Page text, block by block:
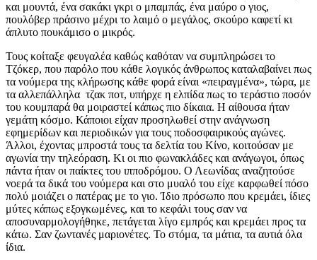
και μουντά, ένα σακάκι γκρι ο μπαμπάς, ένα μαύρο ο γιος,
πουλόβερ πράσινο μέχρι το λαιμό ο μεγάλος, σκούρο καφετί κι
άπλυτο πουκάμισο ο μικρός.
Τους κοίταξε φευγαλέα καθώς καθόταν να συμπληρώσει το
Τζόκερ, που παρόλο που κάθε λογικός άνθρωπος καταλαβαίνει πως
τα νούμερα της κλήρωσης κάθε φορά είναι «πειραγμένα», τώρα, με
τα αλλεπάλληλα τζακ ποτ, υπήρχε η ελπίδα πως το τεράστιο ποσόν
του κουμπαρά θα μοιραστεί κάπως πιο δίκαια. Η αίθουσα ήταν
γεμάτη κόσμο. Κάποιοι είχαν προσηλωθεί στην ανάγνωση
εφημερίδων και περιοδικών για τους ποδοσφαιρικούς αγώνες.
Άλλοι, έχοντας μπροστά τους τα δελτία του Κίνο, κοιτούσαν με
αγωνία την τηλεόραση. Κι οι πιο φωνακλάδες και ανάγωγοι, όπως
πάντα ήταν οι παίκτες του ιπποδρόμου. Ο Λεωνίδας αναζητούσε
νοερά τα δικά του νούμερα και στο μυαλό του είχε καρφωθεί πόσο
πολύ μοιάζει ο πατέρας με το γιο. Ίδιο πρόσωπο που κρεμάει, ίδιες
μύτες κάπως εξογκωμένες, και το κεφάλι τους σαν να
αποσυναρμολογήθηκε, πετάγεται λίγο εμπρός και κρεμάει προς τα
κάτω. Σαν ζωντανές μαριονέτες. Το στόμα, τα μάτια, τα αυτιά όλα
ίδια.